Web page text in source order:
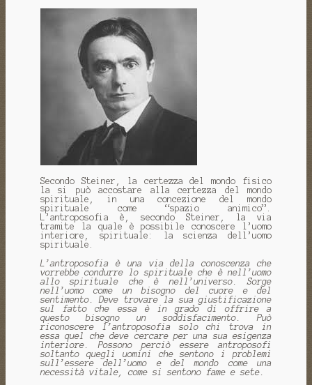
Secondo Steiner, la certezza del mondo fisico
la si può accostare alla certezza del mondo
spirituale, in una concezione del mondo
spirituale come “spazio animico”.
L’antroposofia è, secondo Steiner, la via
tramite la quale è possibile conoscere l’uomo
interiore, spirituale: la scienza dell’uomo
spirituale.
L’antroposofia è una via della conoscenza che
vorrebbe condurre lo spirituale che è nell’uomo
allo spirituale che è nell’universo. Sorge
nell’uomo come un bisogno del cuore e del
sentimento. Deve trovare la sua giustificazione
sul fatto che essa è in grado di offrire a
questo bisogno un soddisfacimento. Può
riconoscere l’antroposofia solo chi trova in
essa quel che deve cercare per una sua esigenza
interiore. Possono perciò essere antroposofi
soltanto quegli uomini che sentono i problemi
sull’essere dell’uomo e del mondo come una
necessità vitale, come si sentono fame e sete.